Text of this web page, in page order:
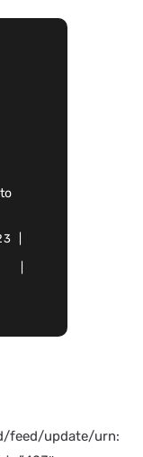
feed/update/urn: